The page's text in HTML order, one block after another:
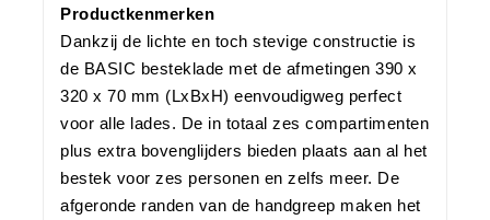
Productkenmerken
Dankzij de lichte en toch stevige constructie is
de BASIC besteklade met de afmetingen 390 x
320 x 70 mm (LxBxH) eenvoudigweg perfect
voor alle lades. De in totaal zes compartimenten
plus extra bovenglijders bieden plaats aan al het
bestek voor zes personen en zelfs meer. De
afgeronde randen van de handgreep maken het